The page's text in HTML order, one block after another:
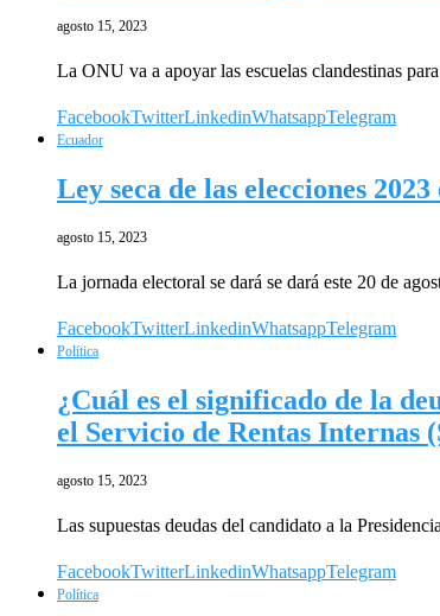
agosto 15, 2023
La ONU va a apoyar las escuelas clandestinas
FacebookTwitterLinkedinWhatsappTelegram
Ecuador
Ley seca de las elecciones
agosto 15, 2023
La jornada electoral se dará se dará este 20 de
FacebookTwitterLinkedinWhatsappTelegram
Política
¿Cuál es el significado de la
el Servicio de Rentas Internas
agosto 15, 2023
Las supuestas deudas del candidato a la
FacebookTwitterLinkedinWhatsappTelegram
Política